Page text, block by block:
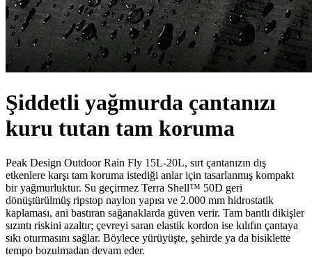
Şiddetli yağmurda çantanızı
kuru tutan tam koruma
Peak Design Outdoor Rain Fly 15L-20L, sırt çantanızın dış
etkenlere karşı tam koruma istediği anlar için tasarlanmış kompakt
bir yağmurluktur. Su geçirmez Terra Shell™ 50D geri
dönüştürülmüş ripstop naylon yapısı ve 2.000 mm hidrostatik
kaplaması, ani bastıran sağanaklarda güven verir. Tam bantlı dikişler
sızıntı riskini azaltır; çevreyi saran elastik kordon ise kılıfın çantaya
sıkı oturmasını sağlar. Böylece yürüyüşte, şehirde ya da bisiklette
tempo bozulmadan devam eder.